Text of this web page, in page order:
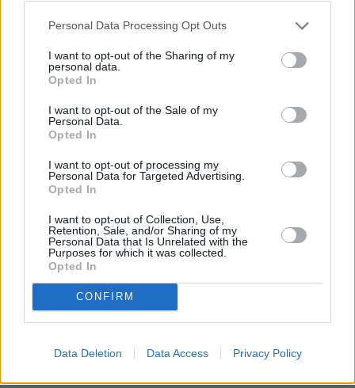
Personal Data Processing Opt Outs
I want to opt-out of the Sharing of my
personal data.
Opted In
I want to opt-out of the Sale of my
Personal Data.
Opted In
I want to opt-out of processing my
Personal Data for Targeted Advertising.
Opted In
I want to opt-out of Collection, Use,
Retention, Sale, and/or Sharing of my
Personal Data that Is Unrelated with the
Purposes for which it was collected.
Opted In
CONFIRM
Data Deletion Data Access Privacy Policy
το 7,4% από ΚΚΕ, το 2,5% από Ελληνική
Λύση.
την Ελληνική Λύση το 10,8% προέρχεται από
τη ΝΔ, το 7,4% από ΣΥΡΙΖΑ, το 1,7% από ΚΚΕ,
το 1,4 από Νίκη, το 0,5% από ΠΑΣΟΚ.
Περισσότερες
Ειδήσεις σήμερα
Τραγωδία στη Λάρισα: Τρίχρονο αγοράκι
παρασύρθηκε από αυτοκίνητο κοντά σε
παιδική χαρά
μετά την αδιανοήτη επίθεση του Κυριαζίδη